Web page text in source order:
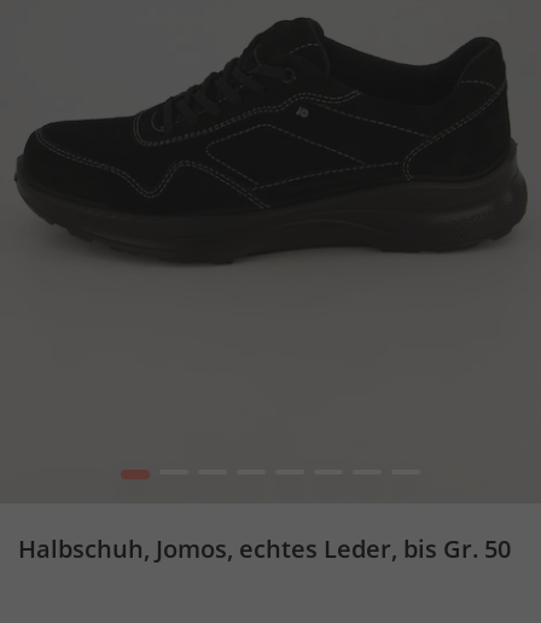
1
Halbschuh, Jomos, echtes Leder, bis Gr. 50